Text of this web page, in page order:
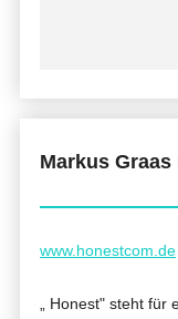
Markus
www.honestcom.de
Honest" steht für